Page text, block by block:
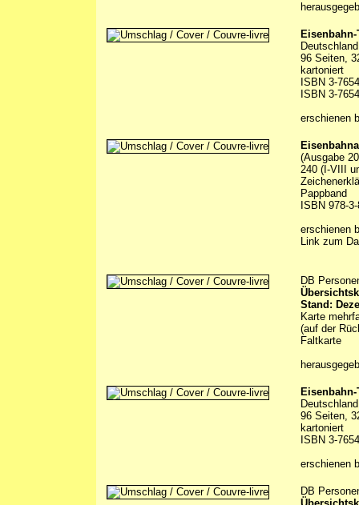
96 Seiten,
kartoniert
ISBN 3-
ISBN 3-
erschienen
(Ausgabe
240 (I-VIII
Pappband
ISBN 978-
erschienen
Link zum
DB
Stand:
Karte
(auf der
Faltkarte
96 Seiten,
kartoniert
ISBN 3-
erschienen
DB